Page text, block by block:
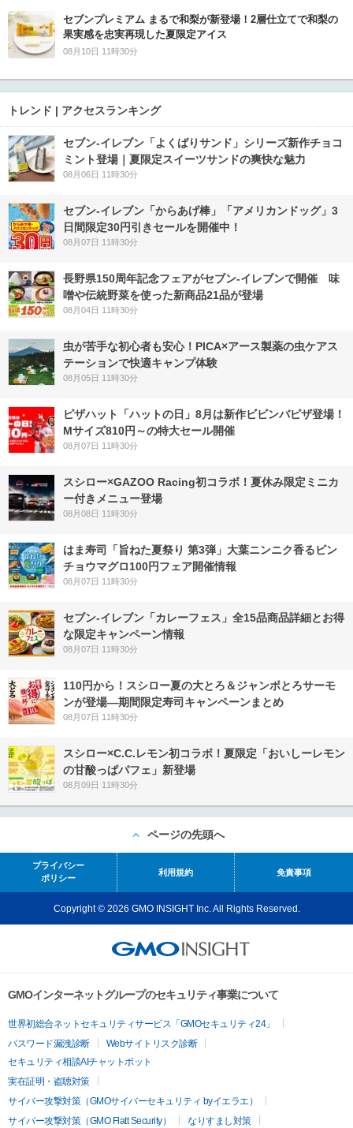
セブンプレミアム まるで和梨が新登場！2層仕立てで和梨の
果実感を忠実再現した夏限定アイス
08月10日 11時30分
トレンド | アクセスランキング
セブン‐イレブン「よくばりサンド」シリーズ新作チョコ
ミント登場｜夏限定スイーツサンドの爽快な魅力
08月06日 11時30分
セブン‐イレブン「からあげ棒」「アメリカンドッグ」3
日間限定30円引きセールを開催中！
08月07日 11時30分
長野県150周年記念フェアがセブン-イレブンで開催 味
噌や伝統野菜を使った新商品21品が登場
08月04日 11時30分
虫が苦手な初心者も安心！PICA×アース製薬の虫ケアス
テーションで快適キャンプ体験
08月05日 11時30分
ピザハット「ハットの日」8月は新作ビビンバピザ登場！
Mサイズ810円～の特大セール開催
08月07日 11時30分
スシロー×GAZOO Racing初コラボ！夏休み限定ミニカ
ー付きメニュー登場
08月08日 11時30分
はま寿司「旨ねた夏祭り 第3弾」大葉ニンニク香るビン
チョウマグロ100円フェア開催情報
08月07日 11時30分
セブン‐イレブン「カレーフェス」全15品商品詳細とお得
な限定キャンペーン情報
08月07日 11時30分
110円から！スシロー夏の大とろ＆ジャンボとろサーモ
ンが登場―期間限定寿司キャンペーンまとめ
08月07日 11時30分
スシロー×C.C.レモン初コラボ！夏限定「おいしーレモン
の甘酸っぱパフェ」新登場
08月09日 11時30分
ページの先頭へ
プライバシー
ポリシー
利用規約 免責事項
Copyright © 2026 GMO INSIGHT Inc. All Rights Reserved.
GMOインターネットグループのセキュリティ事業について
世界初総合ネットセキュリティサービス「GMOセキュリティ24」
パスワード漏洩診断
Webサイトリスク診断
セキュリティ相談AIチャットボット
実在証明・盗聴対策
サイバー攻撃対策（GMOサイバーセキュリティ byイエラエ）
サイバー攻撃対策（GMO Flatt Security）
なりすまし対策